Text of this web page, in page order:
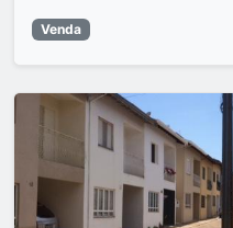
Venda